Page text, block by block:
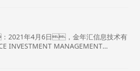
2021年4月6日，金年汇信息技术有
INVESTMENT MANAGEMENT